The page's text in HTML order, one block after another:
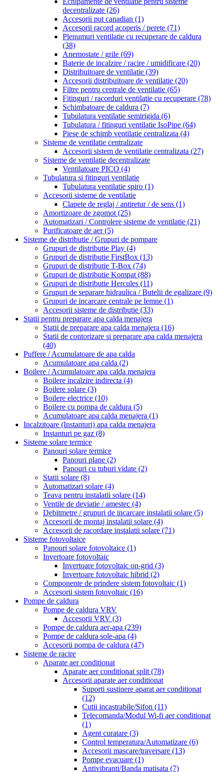
decentralizate (26)
Accesorii put canadian (1)
Accesorii racord acoperis / perete (71)
Plenumuri ventilatie cu recuperare de caldura
(38)
Anemostate / grile (69)
Baterie de incalzire / racire / umidificare (20)
Distribuitoare de ventilatie (39)
Accesorii distribuitoare de ventilatie (20)
Filtre pentru centrale de ventilatie (65)
Fitinguri / racorduri ventilatie cu recuperare (78)
Schimbatoare de caldura (7)
Tubulatura ventilatie semirigida (6)
Tubulatura / fitinguri ventilatie IsoPipe (64)
Piese de schimb ventilatie centralizata (4)
Sisteme de ventilatie centralizate
Accesorii sistem de ventilatie centralizata (27)
Sisteme de ventilatie decentralizate
Ventilatoare PICO (4)
Tubulatura si fitinguri ventilatie
Tubulatura ventilatie spiro (1)
Accesorii sisteme de ventilatie
Clapete de reglaj / antiretur / de sens (1)
Amortizoare de zgomot (25)
Automatizari / Controlere sisteme de ventilatie (21)
Purificatoare de aer(5)
Sisteme de distributie / Grupuri de pompare
Grupuri de distributie Play (4)
Grupuri de distributie FirstBox (13)
Grupuri de distributie T-Box (74)
Grupuri de distributie Kompat (88)
Grupuri de distributie Hercules (11)
Grupuri de separare hidraulica / Butelii de egalizare (9)
Grupuri de incarcare centrale pe lemne (1)
Accesorii sisteme de distributie (33)
Statii pentru preparare apa calda menajera
Statii de preparare apa calda menajera (16)
Statii de contorizare si preparare apa calda menajera
(40)
Puffere / Acumulatoare de apa calda
Acumulatoare apa calda (2)
Boilere / Acumulatoare apa calda menajera
Boilere incalzire indirecta (4)
Boilere solare (3)
Boilere electrice (10)
Boilere cu pompa de caldura (5)
Acumulatoare apa calda menajera (1)
Incalzitoare (Instanturi) apa calda menajera
Instanturi pe gaz (8)
Sisteme solare termice
Panouri solare termice
Panouri plane (2)
Panouri cu tuburi vidate (2)
Statii solare (8)
Automatizari solare (4)
Teava pentru instalatii solare (14)
Ventile de deviatie / amestec (4)
Debitmetre / grupuri de incarcare instalatii solare (5)
Accesorii de montaj instalatii solare (4)
Accesorii de racordare instalatii solare (71)
Sisteme fotovoltaice
Panouri solare fotovoltaice (1)
Invertoare fotovoltaic
Invertoare fotovoltaic on-grid (3)
Invertoare fotovoltaic hibrid (2)
Componente de prindere sistem fotovoltaic (1)
Accesorii sistem fotovoltaic (16)
Pompe de caldura
Pompe de caldura VRV
Accesorii VRV (3)
Pompe de caldura aer-apa (239)
Pompe de caldura sole-apa (4)
Accesorii pompa de caldura (47)
Sisteme de racire
Aparate aer conditionat
Aparate aer conditionat split (78)
Accesorii aparate aer conditionat
Suporti sustinere aparat aer conditionat
(12)
Cutii incastrabile/Sifon (11)
Telecomanda/Modul Wi-fi aer conditionat
(1)
Agent curatare (3)
Control temperatura/Automatizare (6)
Accesorii mascare/traversare (13)
Pompe evacuare (1)
Antivibranti/Banda matisata (7)